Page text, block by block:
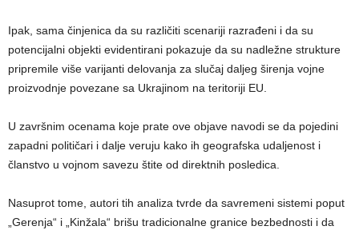
Ipak, sama činjenica da su različiti scenariji razrađeni i da su
potencijalni objekti evidentirani pokazuje da su nadležne strukture
pripremile više varijanti delovanja za slučaj daljeg širenja vojne
proizvodnje povezane sa Ukrajinom na teritoriji EU.
U završnim ocenama koje prate ove objave navodi se da pojedini
zapadni političari i dalje veruju kako ih geografska udaljenost i
članstvo u vojnom savezu štite od direktnih posledica.
Nasuprot tome, autori tih analiza tvrde da savremeni sistemi poput
„Gerenja“ i „Kinžala“ brišu tradicionalne granice bezbednosti i da